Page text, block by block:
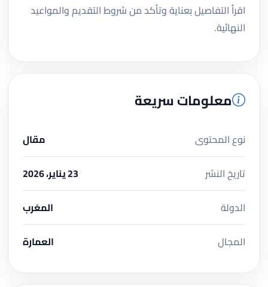
اقرأ التفاصيل بعناية وتأكد من شروط التقديم والمواعيد
النهائية.
معلومات سريعة
نوع المحتوى
مقال
تاريخ النشر
23 يناير، 2026
الدولة
المغرب
المجال
العمارة